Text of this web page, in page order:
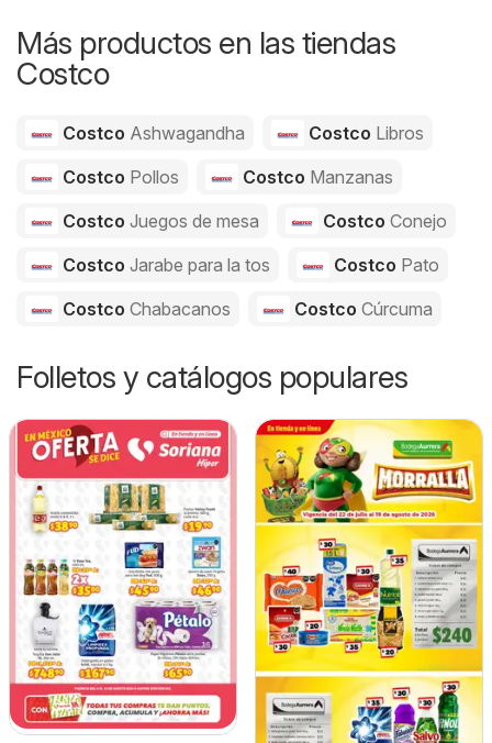
Más productos en las tiendas
Costco
Costco Ashwagandha Costco Libros
Costco Pollos Costco Manzanas
Costco Juegos de mesa Costco Conejo
Costco Jarabe para la tos Costco Pato
Costco Chabacanos Costco Cúrcuma
Folletos y catálogos populares